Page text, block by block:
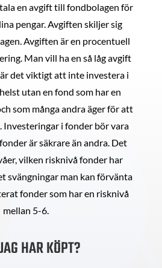
en avgift till fondbolagen för
pengar. Avgiften skiljer sig
Avgiften är en procentuell
Man vill ha en så låg avgift
det viktigt att inte investera i
utan en fond som har en
som många andra äger för att
Investeringar i fonder bör vara
är säkrare än andra. Det
vilken risknivå fonder har
svängningar man kan förvänta
fonder som har en risknivå
mellan 5-6.
HAR KÖPT?